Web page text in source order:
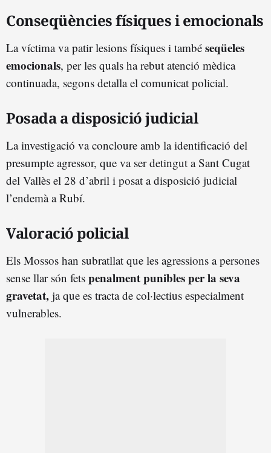
Conseqüències físiques i emocionals
La víctima va patir lesions físiques i també seqüeles
emocionals, per les quals ha rebut atenció mèdica
continuada, segons detalla el comunicat policial.
Posada a disposició judicial
La investigació va concloure amb la identificació del
presumpte agressor, que va ser detingut a Sant Cugat
del Vallès el 28 d’abril i posat a disposició judicial
l’endemà a Rubí.
Valoració policial
Els Mossos han subratllat que les agressions a persones
sense llar són fets penalment punibles per la seva
gravetat, ja que es tracta de col·lectius especialment
vulnerables.